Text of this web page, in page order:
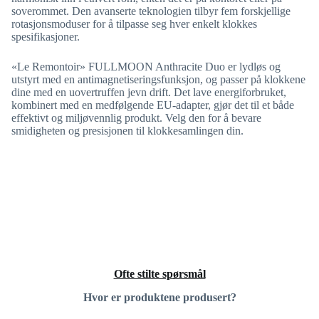
soverommet. Den avanserte teknologien tilbyr fem forskjellige
rotasjonsmoduser for å tilpasse seg hver enkelt klokkes
spesifikasjoner.
«Le Remontoir» FULLMOON Anthracite Duo er lydløs og
utstyrt med en antimagnetiseringsfunksjon, og passer på klokkene
dine med en uovertruffen jevn drift. Det lave energiforbruket,
kombinert med en medfølgende EU-adapter, gjør det til et både
effektivt og miljøvennlig produkt. Velg den for å bevare
smidigheten og presisjonen til klokkesamlingen din.
Ofte stilte spørsmål
Hvor er produktene produsert?